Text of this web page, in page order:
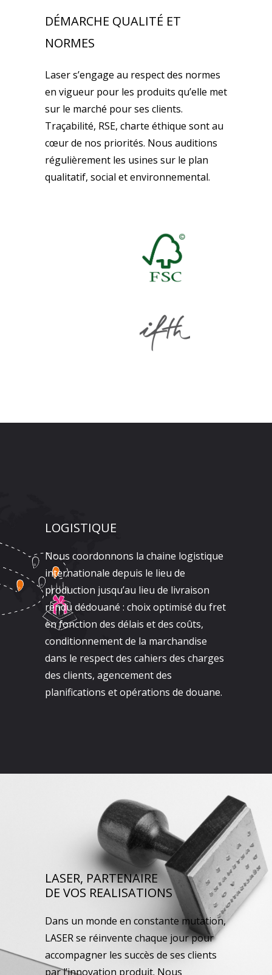
DÉMARCHE QUALITÉ ET
NORMES
Laser s’engage au respect des normes
en vigueur pour les produits qu’elle met
sur le marché pour ses clients.
Traçabilité, RSE, charte éthique sont au
cœur de nos priorités. Nous auditions
régulièrement les usines sur le plan
qualitatif, social et environnemental.
LOGISTIQUE
Nous coordonnons la chaine logistique
internationale depuis le lieu de
production jusqu’au lieu de livraison
rendu dédouané : choix optimisé du fret
en fonction des délais et des coûts,
conditionnement de la marchandise
dans le respect des cahiers des charges
des clients, agencement des
planifications et opérations de douane.
LASER, PARTENAIRE
DE VOS REALISATIONS
Dans un monde en constante mutation,
LASER se réinvente chaque jour pour
accompagner les succès de ses clients
par l’innovation produit. Nous